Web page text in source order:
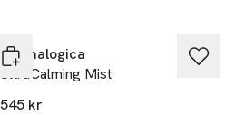
Dermalogica
UltraCalming Mist
545 kr